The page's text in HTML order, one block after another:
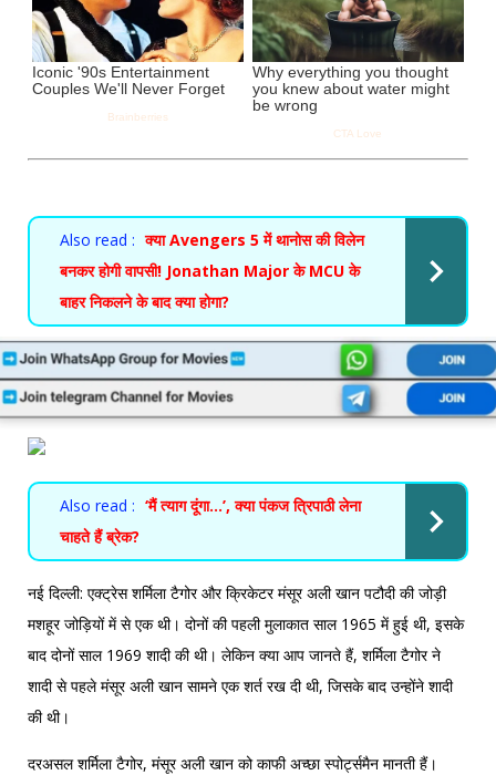
Also read : क्या Avengers 5 में थानोस की विलेन
बनकर होगी वापसी! Jonathan Major के MCU के
बाहर निकलने के बाद क्या होगा?
Also read : ‘मैं त्याग दूंगा…’, क्या पंकज त्रिपाठी लेना
चाहते हैं ब्रेक?
नई दिल्ली: एक्ट्रेस शर्मिला टैगोर और क्रिकेटर मंसूर अली खान पटौदी की जोड़ी
मशहूर जोड़ियों में से एक थी। दोनों की पहली मुलाकात साल 1965 में हुई थी, इसके
बाद दोनों साल 1969 शादी की थी। लेकिन क्या आप जानते हैं, शर्मिला टैगोर ने
शादी से पहले मंसूर अली खान सामने एक शर्त रख दी थी, जिसके बाद उन्होंने शादी
की थी।
दरअसल शर्मिला टैगोर, मंसूर अली खान को काफी अच्छा स्पोर्ट्समैन मानती हैं।